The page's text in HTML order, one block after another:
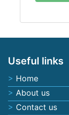
Useful links
Home
About us
Contact us